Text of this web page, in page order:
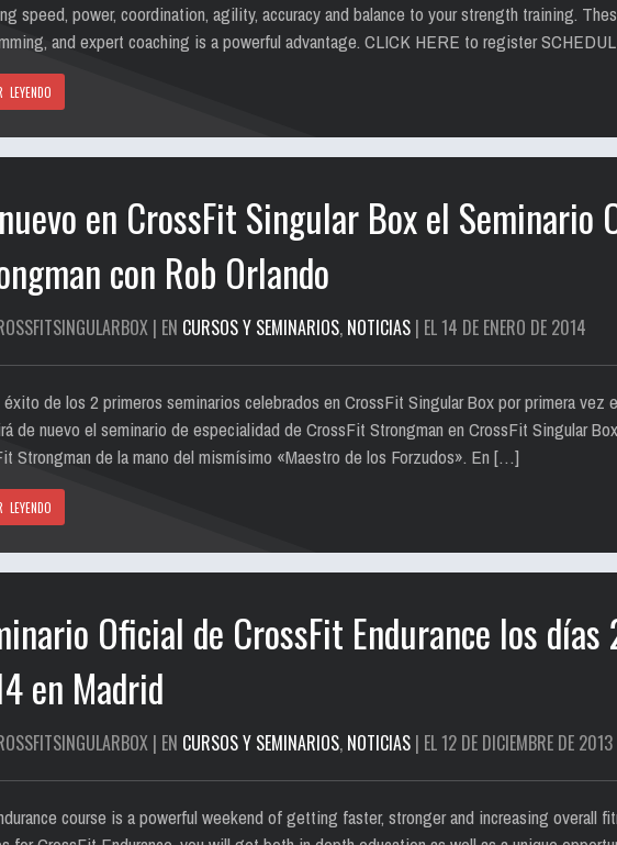
speed, power, coordination, agility, accuracy and balance to your strength training.
and expert coaching is a powerful advantage. CLICK HERE to register
LEYENDO
en CrossFit Singular Box el Seminario
con Rob Orlando
| EN CURSOS Y SEMINARIOS, NOTICIAS | EL 14 DE ENERO DE 2014
éxito de los 2 primeros seminarios celebrados en CrossFit Singular Box por primera vez
de nuevo el seminario de especialidad de CrossFit Strongman en CrossFit Singular
Strongman de la mano del mismísimo «Maestro de los Forzudos». En […]
LEYENDO
Oficial de CrossFit Endurance los
en Madrid
| EN CURSOS Y SEMINARIOS, NOTICIAS | EL 12 DE DICIEMBRE DE 2013
course is a powerful weekend of getting faster, stronger and increasing overall